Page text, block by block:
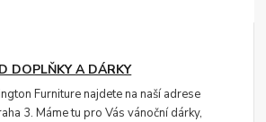
DOPLŇKY A DÁRKY
Furniture najdete na naší adrese
3. Máme tu pro Vás vánoční dárky,